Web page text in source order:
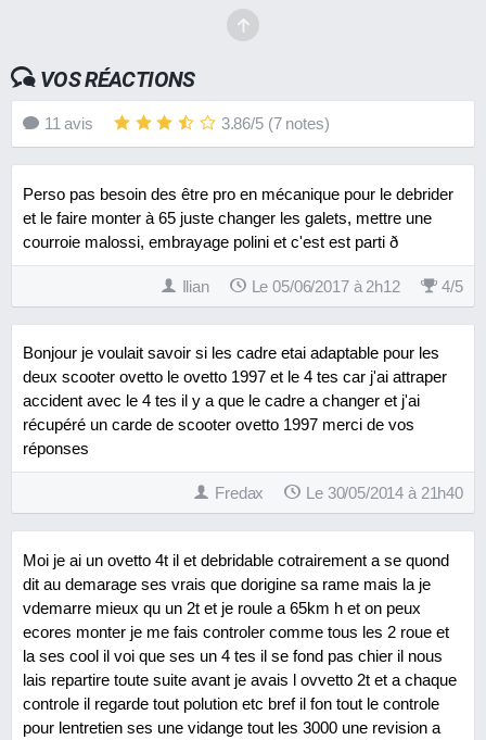
VOS RÉACTIONS
11 avis 3.86/5(7notes)
Perso pas besoin des être pro en mécanique pour le debrider
et le faire monter à 65 juste changer les galets, mettre une
courroie malossi, embrayage polini et c'est est parti ð
Ilian Le 05/06/2017 à 2h12 4/5
Bonjour je voulait savoir si les cadre etai adaptable pour les
deux scooter ovetto le ovetto 1997 et le 4 tes car j'ai attraper
accident avec le 4 tes il y a que le cadre a changer et j'ai
récupéré un carde de scooter ovetto 1997 merci de vos
réponses
Fredax Le 30/05/2014 à 21h40
Moi je ai un ovetto 4t il et debridable cotrairement a se quond
dit au demarage ses vrais que dorigine sa rame mais la je
vdemarre mieux qu un 2t et je roule a 65km h et on peux
ecores monter je me fais controler comme tous les 2 roue et
la ses cool il voi que ses un 4 tes il se fond pas chier il nous
lais repartire toute suite avant je avais l ovvetto 2t et a chaque
controle il regarde tout polution etc bref il fon tout le controle
pour lentretien ses une vidange tout les 3000 une revision a